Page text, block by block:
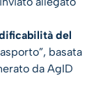
del
basata
da AgID